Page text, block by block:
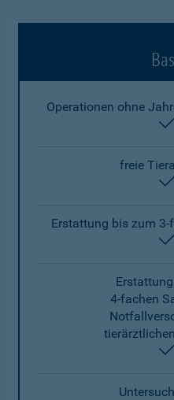
Operationen ohne
freie
Erstattung bis zum 3-
4-fachen